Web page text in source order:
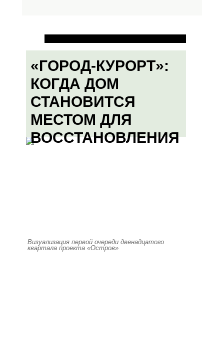
«ГОРОД-КУРОРТ»:
КОГДА ДОМ
СТАНОВИТСЯ
МЕСТОМ ДЛЯ
ВОССТАНОВЛЕНИЯ
Визуализация первой очереди двенадцатого
квартала проекта «Остров»